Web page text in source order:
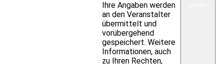
Ihre Angaben werden
an den Veranstalter
übermittelt und
vorübergehend
gespeichert. Weitere
Informationen, auch
zu Ihren Rechten,